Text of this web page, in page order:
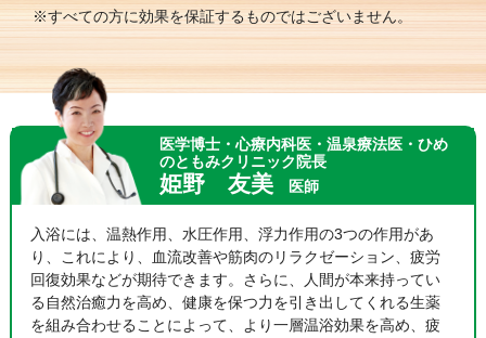
すべての方に効果を保証するものではございません。
医学博士・心療内科医・温泉療法医・ひめ
のともみクリニック院長
姫野 友美 医師
入浴には、温熱作用、水圧作用、浮力作用の3つの作用があ
り、これにより、血流改善や筋肉のリラクゼーション、疲労
回復効果などが期待できます。さらに、人間が本来持ってい
る自然治癒力を高め、健康を保つ力を引き出してくれる生薬
を組み合わせることによって、より一層温浴効果を高め、疲